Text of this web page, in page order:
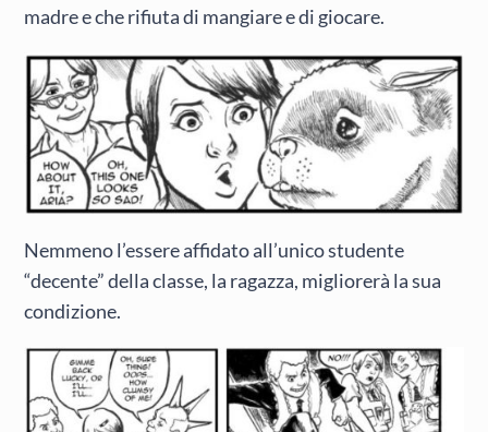
madre e che rifiuta di mangiare e di giocare.
Nemmeno l’essere affidato all’unico studente
“decente” della classe, la ragazza, migliorerà la sua
condizione.